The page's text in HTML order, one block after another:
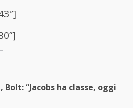
“Jacobs ha classe, oggi